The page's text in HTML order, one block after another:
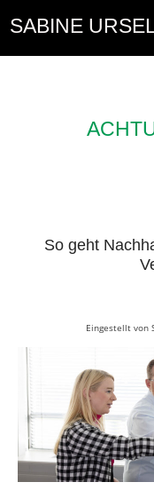
SABINE
So geht
Eingestellt von